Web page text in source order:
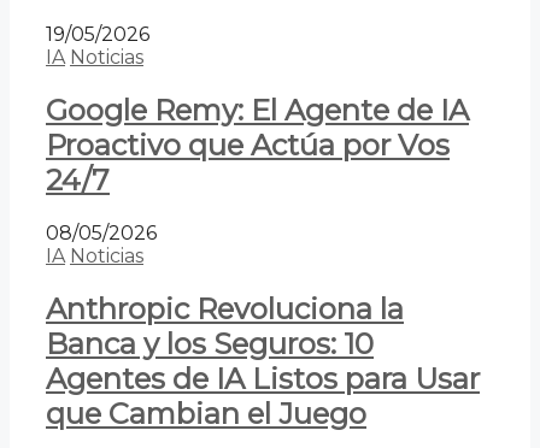
19/05/2026
IA Noticias
Google Remy: El Agente de IA
Proactivo que Actúa por Vos
24/7
08/05/2026
IA Noticias
Anthropic Revoluciona la
Banca y los Seguros: 10
Agentes de IA Listos para Usar
que Cambian el Juego